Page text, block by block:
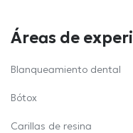
Áreas de
Blanqueamiento dental
Bótox
Carillas de resina